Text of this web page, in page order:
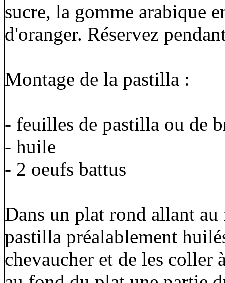
sucre, la gomme arabique
d'oranger. Réservez
Montage de la pastilla :
- feuilles de pastilla ou de
- huile
- 2 oeufs battus
Dans un plat rond allant
pastilla préalablement
chevaucher et de les coller